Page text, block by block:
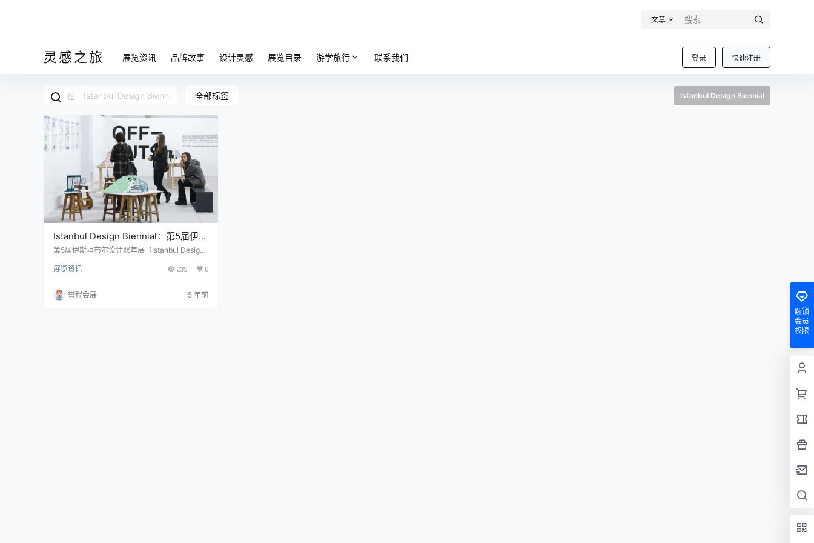
文章
灵感之旅 登录 快速注册
展览资讯 品牌故事 设计灵感 展览目录 游学旅行 联系我们
全部标签 Istanbul Design Biennial
Istanbul Design Biennial：第5届伊斯
坦布尔设计双年展向公众开放
第5届伊斯坦布尔设计双年展（Istanbul Design
年展由Mariana Pestana与Sumitra Upham和Bil
sited为主题的不同形式的展览。每两年举办一
次，在一系列展览场地，伊斯坦布尔的户外空间
展览资讯 235 0
誉程会展
5 年前
解锁
会员
权限